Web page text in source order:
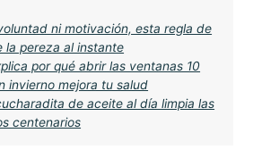
ni motivación, esta regla de
la pereza al instante
por qué abrir las ventanas 10
invierno mejora tu salud
de aceite al día limpia las
centenarios